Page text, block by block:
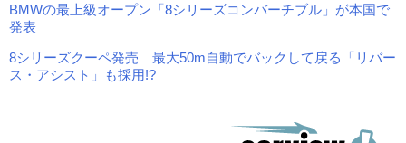
BMWの最上級オープン「8シリーズコンバーチブル」が本国で
発表
8シリーズクーペ発売 最大50m自動でバックして戻る「リバー
ス・アシスト」も採用!?